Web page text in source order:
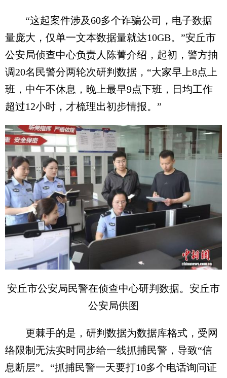
“这起案件涉及60多个诈骗公司，电子数据
量庞大，仅单一文本数据量就达10GB。”安丘市
公安局侦查中心负责人陈菁介绍，起初，警方抽
调20名民警分两轮次研判数据，“大家早上8点上
班，中午不休息，晚上最早9点下班，日均工作
超过12小时，才梳理出初步情报。”
安丘市公安局民警在侦查中心研判数据。安丘市
公安局供图
更棘手的是，研判数据为数据库格式，受网
络限制无法实时同步给一线抓捕民警，导致“信
息断层”。“抓捕民警一天要打10多个电话询问证